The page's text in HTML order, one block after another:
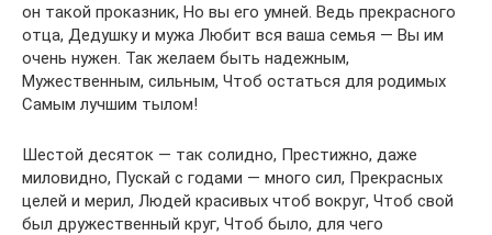
он такой проказник, Но вы его умней. Ведь прекрасного
отца, Дедушку и мужа Любит вся ваша семья — Вы им
очень нужен. Так желаем быть надежным,
Мужественным, сильным, Чтоб остаться для родимых
Самым лучшим тылом!
Шестой десяток — так солидно, Престижно, даже
миловидно, Пускай с годами — много сил, Прекрасных
целей и мерил, Людей красивых чтоб вокруг, Чтоб свой
был дружественный круг, Чтоб было, для чего